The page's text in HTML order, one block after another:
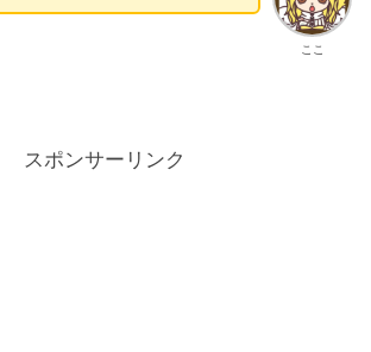
ここ
スポンサーリンク